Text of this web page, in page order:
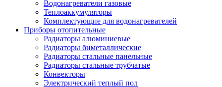
Водонагреватели газовые
Теплоаккумуляторы
Комплектующие для водонагревателей
Приборы отопительные
Радиаторы алюминиевые
Радиаторы биметаллические
Радиаторы стальные панельные
Радиаторы стальные трубчатые
Конвекторы
Электрический теплый пол